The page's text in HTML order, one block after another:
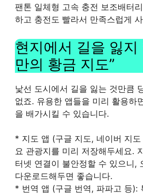
팬톤 일체형 고속 충전 보조배터
하고 충전도 빨라서 만족스럽게
현지에서 길을 잃지
만의 황금 지도”
낯선 도시에서 길을 잃는 것만큼
없죠. 유용한 앱들을 미리 활용하
을 배가시킬 수 있습니다.
* 지도 앱 (구글 지도, 네이버 지
요 관광지를 미리 저장해두세요.
터넷 연결이 불안정할 수 있으니,
다운로드해두면 좋습니다.
* 번역 앱 (구글 번역, 파파고 등):